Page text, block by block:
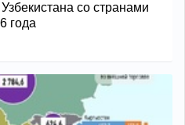
со странами
года